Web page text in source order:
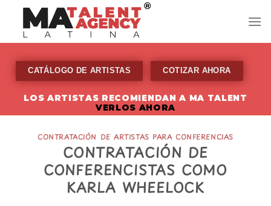
content
CATÁLOGO DE ARTISTAS COTIZAR AHORA
LOS ARTISTAS RECOMIENDAN A MA TALENT
VERLOS AHORA
CONTRATACIÓN DE ARTISTAS PARA CONFERENCIAS
CONTRATACIÓN DE
CONFERENCISTAS COMO
KARLA WHEELOCK